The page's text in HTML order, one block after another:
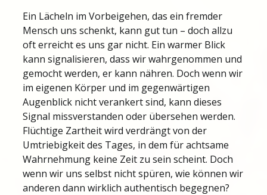
Ein Lächeln im Vorbeigehen, das ein fremder
Mensch uns schenkt, kann gut tun – doch allzu
oft erreicht es uns gar nicht. Ein warmer Blick
kann signalisieren, dass wir wahrgenommen und
gemocht werden, er kann nähren. Doch wenn wir
im eigenen Körper und im gegenwärtigen
Augenblick nicht verankert sind, kann dieses
Signal missverstanden oder übersehen werden.
Flüchtige Zartheit wird verdrängt von der
Umtriebigkeit des Tages, in dem für achtsame
Wahrnehmung keine Zeit zu sein scheint. Doch
wenn wir uns selbst nicht spüren, wie können wir
anderen dann wirklich authentisch begegnen?